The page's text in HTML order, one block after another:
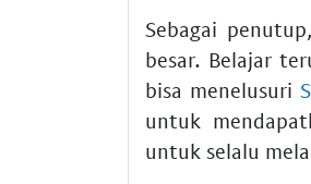
Sebagai
besar. Belajar
bisa menelusuri
untuk
untuk selalu